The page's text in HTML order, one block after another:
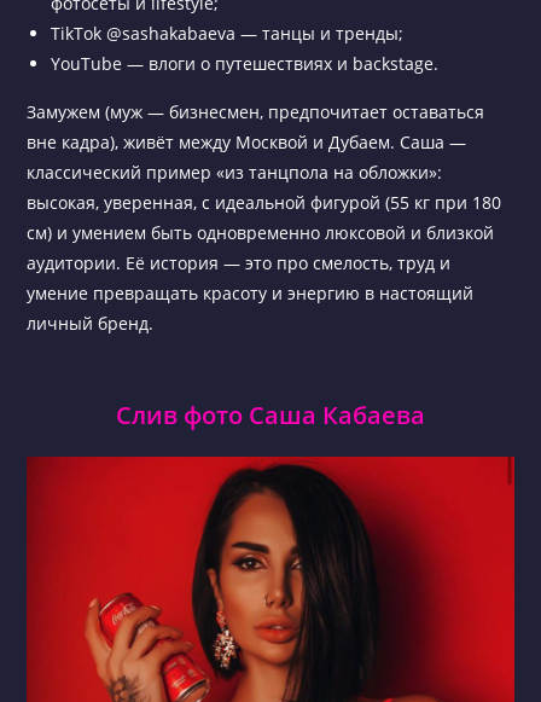
TikTok @sashakabaeva — танцы и тренды;
YouTube — влоги о путешествиях и backstage.
Замужем (муж — бизнесмен, предпочитает оставаться
вне кадра), живёт между Москвой и Дубаем. Саша —
классический пример «из танцпола на обложки»:
высокая, уверенная, с идеальной фигурой (55 кг при 180
см) и умением быть одновременно люксовой и близкой
аудитории. Её история — это про смелость, труд и
умение превращать красоту и энергию в настоящий
личный бренд.
Слив фото Саша Кабаева